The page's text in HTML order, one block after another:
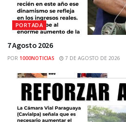
PORTADA
7 Agosto 2026
POR 1000NOTICIAS 7 DE AGOSTO DE 2026